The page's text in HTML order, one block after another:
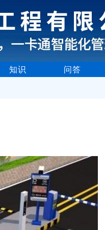
知识 问答